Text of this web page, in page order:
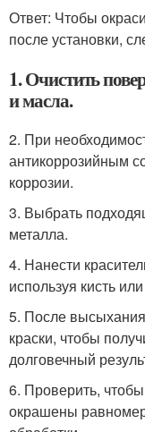
Ответ: Чтобы
после установки,
1. Очистить
и масла.
2. При
антикоррозийным
коррозии.
3. Выбрать
металла.
4. Нанести
используя кисть
5. После
краски, чтобы
долговечный
6. Проверить,
окрашены